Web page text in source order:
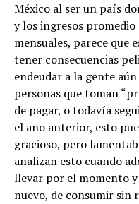
México al ser un país
y los ingresos
mensuales, parece que
tener consecuencias
endeudar a la gente
personas que toman
de pagar, o todavía
el año anterior, esto
gracioso, pero
analizan esto cuando
llevar por el momento
nuevo, de consumir sin